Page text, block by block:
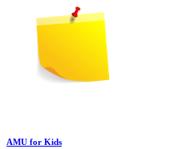
AMU for Kids